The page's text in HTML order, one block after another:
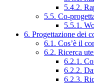
5.4.2.
5.5. Co-
5.5.1.
6. Progettazione dei
6.1. Cos’è il
6.2. Ricerca
6.2.1.
6.2.2.
6.2.3.